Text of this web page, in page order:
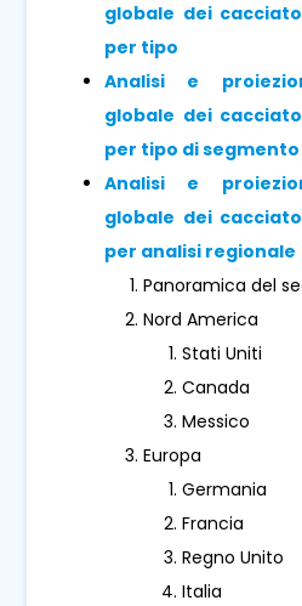
globale dei
per tipo
Analisi e
globale dei
per tipo di segmento
Analisi e
globale dei
per analisi regionale
Panoramica del
Nord America
Stati Uniti
Canada
Messico
Europa
Germania
Francia
Regno Unito
Italia